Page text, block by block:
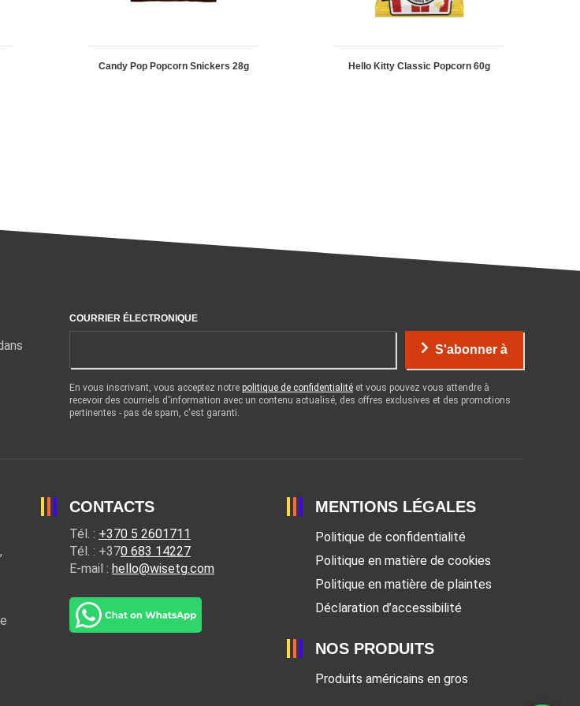
Candy Pop Popcorn Snickers 28g Hello Kitty Classic Popcorn 60g
COURRIER ÉLECTRONIQUE
S'abonner à
En vous inscrivant, vous acceptez notre politique de confidentialité et vous pouvez vous attendre à
recevoir des courriels d'information avec un contenu actualisé, des offres exclusives et des promotions
pertinentes - pas de spam, c'est garanti.
CONTACTS
Tél. : +370 5 2601711
Tél. : +370 683 14227
E-mail : hello@wisetg.com
MENTIONS LÉGALES
Politique de confidentialité
Politique en matière de cookies
Politique en matière de plaintes
Déclaration d’accessibilité
NOS PRODUITS
Produits américains en gros